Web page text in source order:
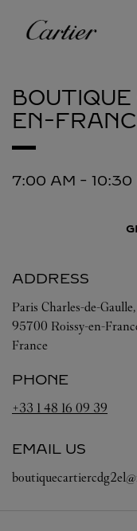
Cartier
EN-
7:00 AM - 10:30
ADDRESS
Paris Charles-de-
95700 Roissy-en-
France
PHONE
+33 1 48 16 09 39
EMAIL US